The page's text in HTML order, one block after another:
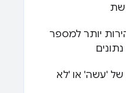
יותר למספר
'עשה' או 'לא